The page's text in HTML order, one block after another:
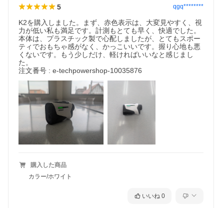
5 qgq********
K2を購入しました。まず、赤色表示は、大変見やすく、視
力が低い私も満足です。計測もとても早く、快適でした。
本体は、プラスチック製で心配しましたが、とてもスポー
ティでおもちゃ感がなく、かっこいいです。握り心地も悪
くないです。もう少しだけ、軽ければいいなと感じまし
た。
注文番号 : e-techpowershop-10035876
購入した商品
カラー/ホワイト
いいね 0